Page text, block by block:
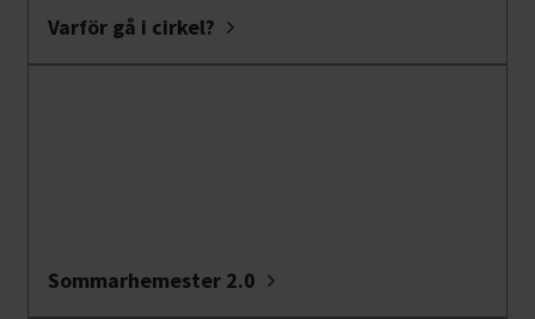
Varför gå i cirkel?
Sommarhemester 2.0